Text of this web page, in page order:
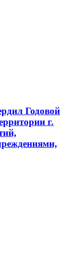
Годовой
г.